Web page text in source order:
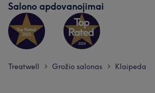
Salono apdovanojimai
Treatwell > Grožio salonas > Klaipeda